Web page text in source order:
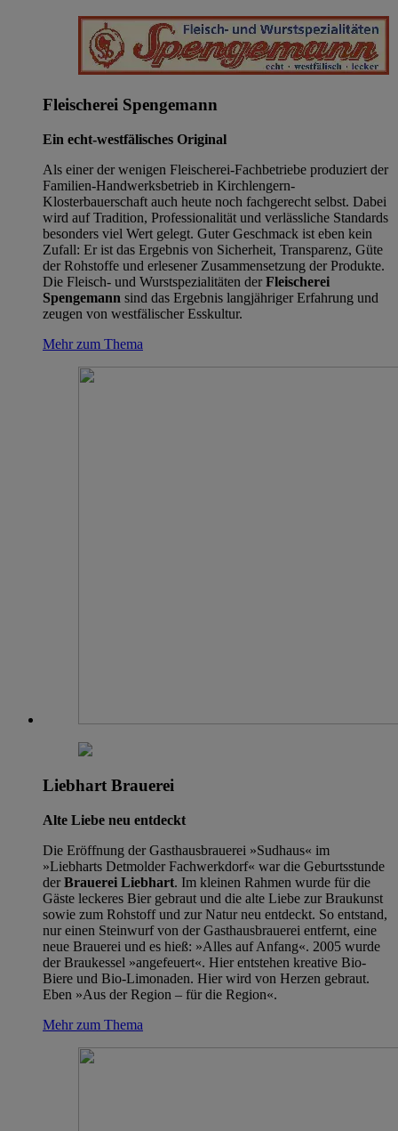
Fleischerei Spengemann
Ein echt-westfälisches Original
Als einer der wenigen Fleischerei-Fachbetriebe produziert der
Familien-Handwerksbetrieb in Kirchlengern-
Klosterbauerschaft auch heute noch fachgerecht selbst. Dabei
wird auf Tradition, Professionalität und verlässliche Standards
besonders viel Wert gelegt. Guter Geschmack ist eben kein
Zufall: Er ist das Ergebnis von Sicherheit, Transparenz, Güte
der Rohstoffe und erlesener Zusammensetzung der Produkte.
Die Fleisch- und Wurstspezialitäten der Fleischerei
Spengemann sind das Ergebnis langjähriger Erfahrung und
zeugen von westfälischer Esskultur.
Mehr zum Thema
Liebhart Brauerei
Alte Liebe neu entdeckt
Die Eröffnung der Gasthausbrauerei »Sudhaus« im
»Liebharts Detmolder Fachwerkdorf« war die Geburtsstunde
der Brauerei Liebhart. Im kleinen Rahmen wurde für die
Gäste leckeres Bier gebraut und die alte Liebe zur Braukunst
sowie zum Rohstoff und zur Natur neu entdeckt. So entstand,
nur einen Steinwurf von der Gasthausbrauerei entfernt, eine
neue Brauerei und es hieß: »Alles auf Anfang«. 2005 wurde
der Braukessel »angefeuert«. Hier entstehen kreative Bio-
Biere und Bio-Limonaden. Hier wird von Herzen gebraut.
Eben »Aus der Region – für die Region«.
Mehr zum Thema